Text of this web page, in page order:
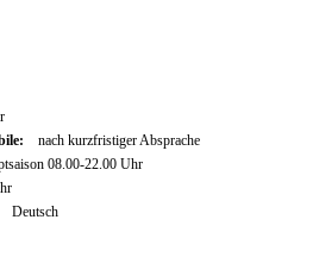
nach kurzfristiger Absprache
08.00-22.00 Uhr
Deutsch